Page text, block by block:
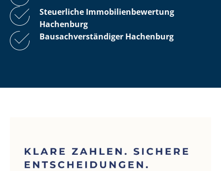
Steuerliche Im­mo­bi­li­en­be­wer­tung
Hachenburg
Bau­sach­ver­stän­di­ger Hachenburg